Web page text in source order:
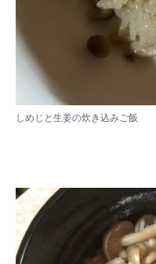
しめじと生姜の炊き込みご飯